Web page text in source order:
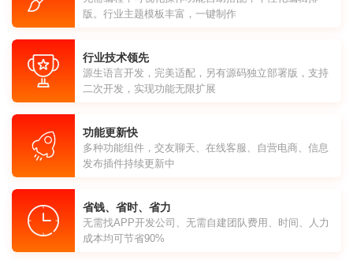
版。行业主题模板丰富，一键制作
行业技术领先
源生语言开发，完美适配，另有源码独立部署版，支持
二次开发，实现功能无限扩展
功能更新快
多种功能组件，交友聊天、在线客服、自营电商、信息
发布插件持续更新中
省钱、省时、省力
无需找APP开发公司、无需自建团队费用、时间、人力
成本均可节省90%